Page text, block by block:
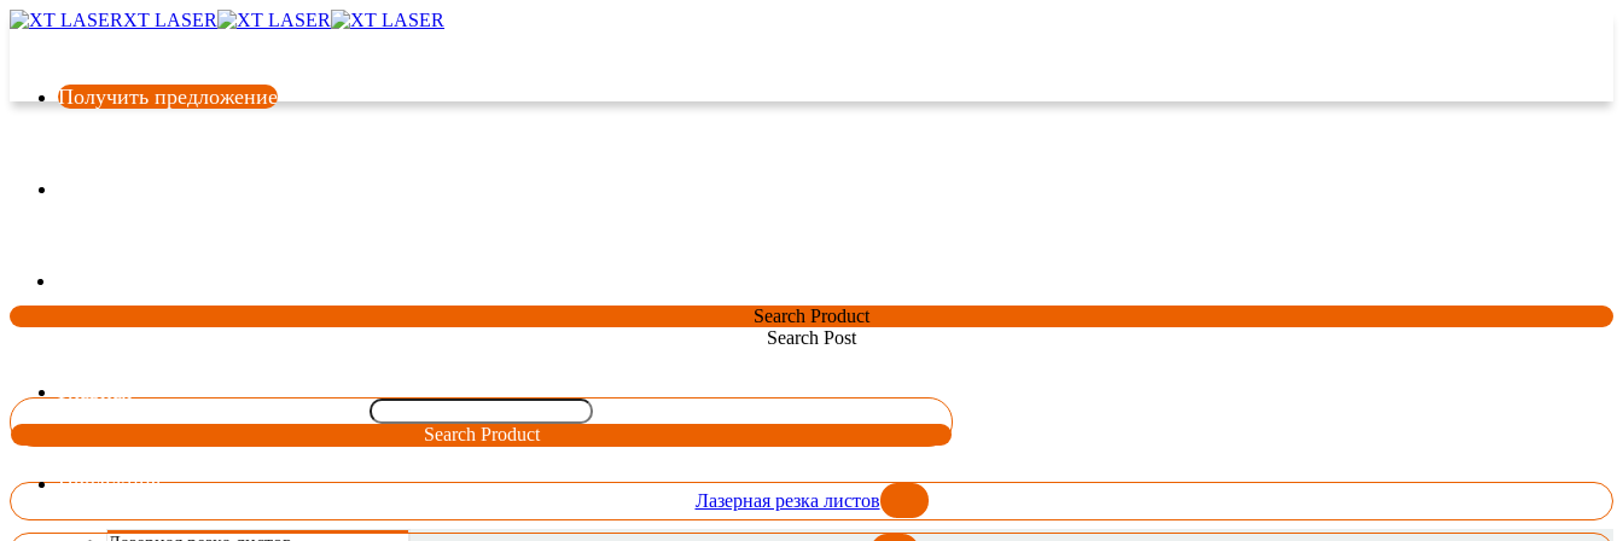
XT LASER
Получить предложение
Главная
Продукция
Search Product
Search Post
Search Product
Лазерная резка листов